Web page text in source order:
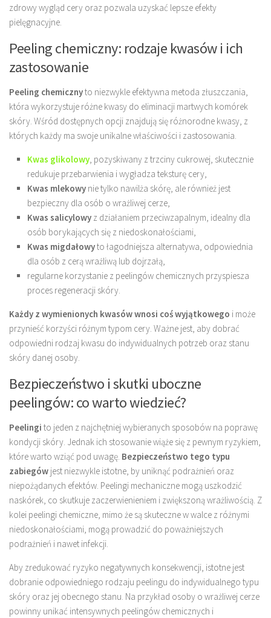
zdrowy wygląd cery oraz pozwala uzyskać lepsze efekty
pielęgnacyjne.
Peeling chemiczny: rodzaje kwasów i ich
zastosowanie
Peeling chemicznyto niezwykle efektywna metoda złuszczania,
która wykorzystuje różne kwasy do eliminacji martwych komórek
skóry. Wśród dostępnych opcji znajdują się różnorodne kwasy, z
których każdy ma swoje unikalne właściwości i zastosowania.
Kwas glikolowy, pozyskiwany z trzciny cukrowej, skutecznie
redukuje przebarwienia i wygładza teksturę cery,
Kwas mlekowy nie tylko nawilża skórę, ale również jest
bezpieczny dla osób o wrażliwej cerze,
Kwas salicylowy z działaniem przeciwzapalnym, idealny dla
osób borykających się z niedoskonałościami,
Kwas migdałowyto łagodniejsza alternatywa, odpowiednia
dla osób z cerą wrażliwą lub dojrzałą,
regularne korzystanie z peelingów chemicznych przyspiesza
proces regeneracji skóry.
Każdy z wymienionych kwasów wnosi coś wyjątkowego i może
przynieść korzyści różnym typom cery. Ważne jest, aby dobrać
odpowiedni rodzaj kwasu do indywidualnych potrzeb oraz stanu
skóry danej osoby.
Bezpieczeństwo i skutki uboczne
peelingów: co warto wiedzieć?
Peelingi to jeden z najchętniej wybieranych sposobów na poprawę
kondycji skóry. Jednak ich stosowanie wiąże się z pewnym ryzykiem,
które warto wziąć pod uwagę. Bezpieczeństwo tego typu
zabiegów jest niezwykle istotne, by uniknąć podrażnień oraz
niepożądanych efektów. Peelingi mechaniczne mogą uszkodzić
naskórek, co skutkuje zaczerwienieniem i zwiększoną wrażliwością. Z
kolei peelingi chemiczne, mimo że są skuteczne w walce z różnymi
niedoskonałościami, mogą prowadzić do poważniejszych
podrażnień i nawet infekcji.
Aby zredukować ryzyko negatywnych konsekwencji, istotne jest
dobranie odpowiedniego rodzaju peelingu do indywidualnego typu
skóry oraz jej obecnego stanu. Na przykład osoby o wrażliwej cerze
powinny unikać intensywnych peelingów chemicznych i